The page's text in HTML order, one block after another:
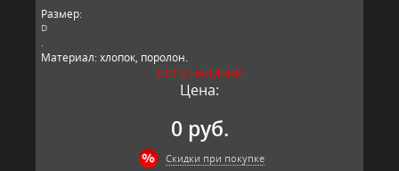
Размер:
D
.
Материал: хлопок, поролон.
Производитель: Brabantia, Бельгия.
НЕТ В НАЛИЧИИ
Цена:
0 руб.
Скидки при покупке